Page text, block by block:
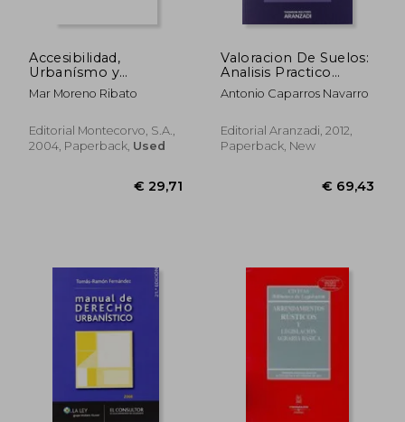
Accesibilidad,
Urbanísmo y
Edificación: Aspectos
Jurídicos de las
y en la Edificación (in
Spanish)
Mar Moreno Ribato
Editorial Montecorvo, S.A.,
2004, Paperback, Used
Valoracion De Suelos:
Analisis Practico
Comparativo De Las
Decisi Ones
Normas De
Valoracion Y El Nuevo
Del Suelo (in Spanish)
Antonio Caparros Navarro
Editorial Aranzadi, 2012,
Paperback, New